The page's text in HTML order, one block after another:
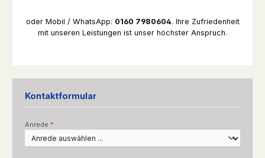
oder Mobil / WhatsApp: 0160 7980604. Ihre Zufriedenheit
mit unseren Leistungen ist unser höchster Anspruch.
Kontaktformular
Anrede *